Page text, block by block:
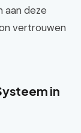
aan deze
vertrouwen
in